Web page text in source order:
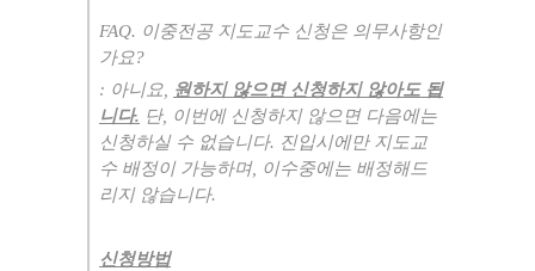
FAQ. 이중전공 지도교수 신청은 의무사항인
가요?
: 아니요, 원하지 않으면 신청하지 않아도 됩
니다. 단, 이번에 신청하지 않으면 다음에는
신청하실 수 없습니다. 진입시에만 지도교
수 배정이 가능하며, 이수중에는 배정해드
리지 않습니다.
신청방법